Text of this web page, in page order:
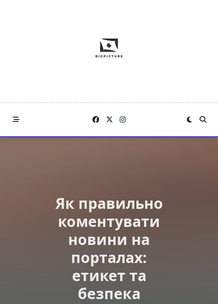
Як правильно
коментувати
новини на
порталах:
етикет та
безпека